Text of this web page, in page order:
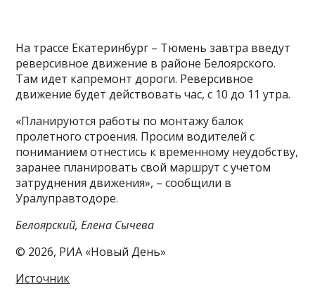
На трассе Екатеринбург – Тюмень завтра введут
реверсивное движение в районе Белоярского.
Там идет капремонт дороги. Реверсивное
движение будет действовать час, с 10 до 11 утра.
«Планируются работы по монтажу балок
пролетного строения. Просим водителей с
пониманием отнестись к временному неудобству,
заранее планировать свой маршрут с учетом
затруднения движения», – сообщили в
Уралуправтодоре.
Белоярский, Елена Сычева
© 2026, РИА «Новый День»
Источник